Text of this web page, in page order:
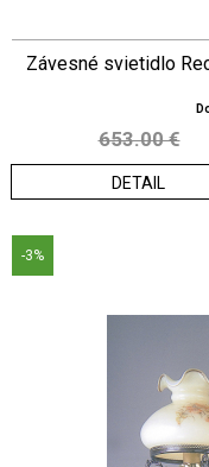
Závesné svietidlo
653.00 €
DETAIL
-3%